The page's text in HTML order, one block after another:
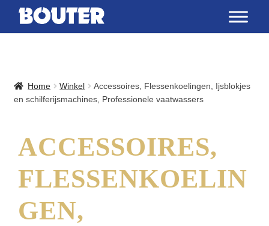
Home Winkel
Accessoires, Flessenkoelingen, Ijsblokjes
en schilferijsmachines, Professionele vaatwassers
ACCESSOIRES,
FLESSENKOELIN
GEN,